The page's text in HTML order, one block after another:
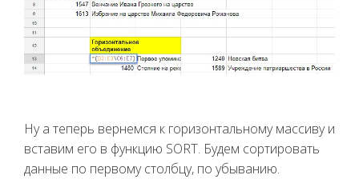
Ну а теперь вернемся к горизонтальному массиву и
вставим его в функцию SORT. Будем сортировать
данные по первому столбцу, по убыванию.